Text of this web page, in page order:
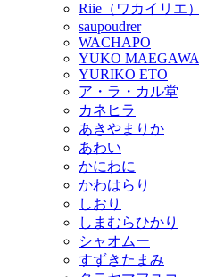
Riie（ワカイリエ）
saupoudrer
WACHAPO
YUKO MAEGAWA
YURIKO ETO
ア・ラ・カル堂
カネヒラ
あきやまりか
あわい
かにわに
かわはらり
しおり
しまむらひかり
シャオムー
すずきたまみ